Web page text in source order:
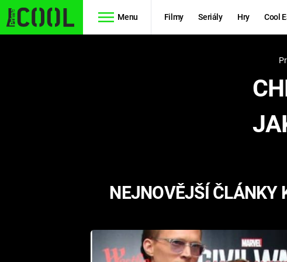
Menu Filmy Seriály Hry Cool
PREDÁTOR
NEJNOVĚJŠÍ ČLÁNKY